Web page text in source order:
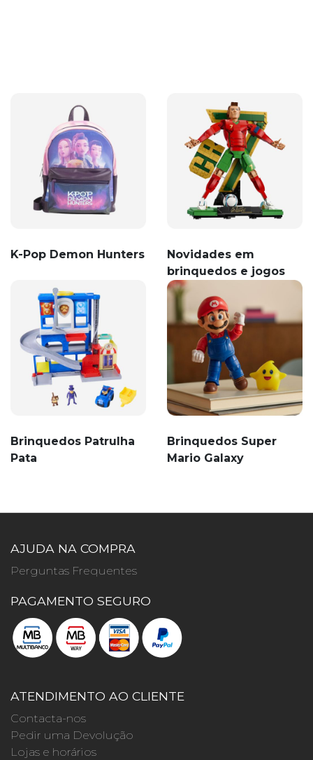
K-Pop Demon Hunters
Novidades em
brinquedos e jogos
Brinquedos Patrulha
Pata
Brinquedos Super
Mario Galaxy
AJUDA NA COMPRA
Perguntas Frequentes
PAGAMENTO SEGURO
ATENDIMENTO AO CLIENTE
Contacta-nos
Pedir uma Devolução
Lojas e horários